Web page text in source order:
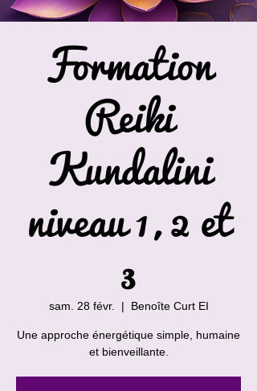
Formation
Reiki
Kundalini
niveau 1, 2 et
3
sam. 28 févr.
  |
Benoîte Curt EI
Une approche énergétique simple, humaine
et bienveillante.